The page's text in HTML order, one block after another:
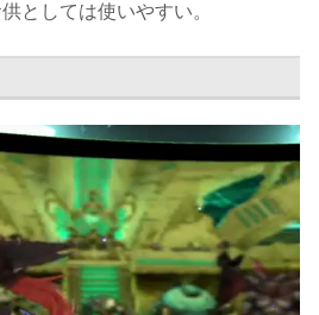
としては使いやすい。